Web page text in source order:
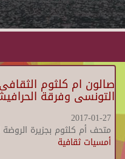
صالون ام كلثوم
التونسى وفرقة
2017-01-27
متحف أم كلثوم بجزيرة الروضة
أمسيات ثقافية